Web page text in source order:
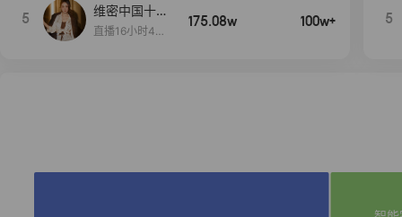
5
维密中国十周
年 与你如此
直播16小时48
175.08w 100w+ 5